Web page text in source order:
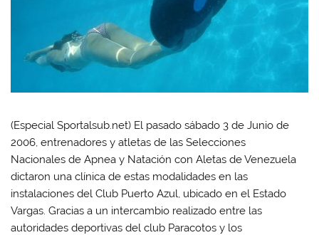
(Especial Sportalsub.net) El pasado sábado 3 de Junio de
2006, entrenadores y atletas de las Selecciones
Nacionales de Apnea y Natación con Aletas de Venezuela
dictaron una clínica de estas modalidades en las
instalaciones del Club Puerto Azul, ubicado en el Estado
Vargas. Gracias a un intercambio realizado entre las
autoridades deportivas del club Paracotos y los